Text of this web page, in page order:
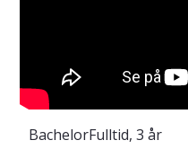
BachelorFulltid, 3 år